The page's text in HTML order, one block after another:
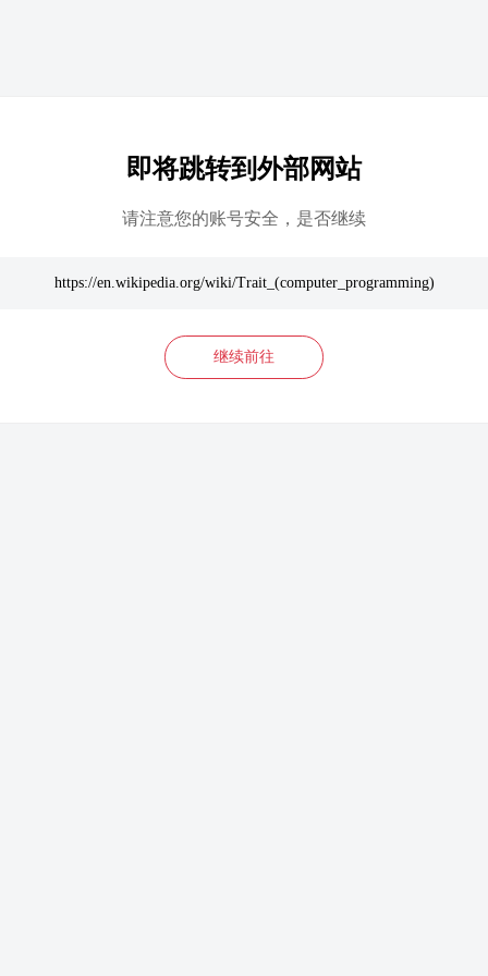
即将跳转到外部网站
请注意您的账号安全，是否继续
https://en.wikipedia.org/wiki/Trait_(computer_programming)
继续前往